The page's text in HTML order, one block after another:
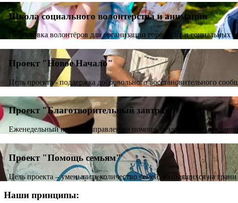
Школа социального волонтерства и анимации
Подготовка волонтёров для организации городских и
Проект "Новое Начало"
Цель проекта - поддержка добровольного восстановительного
Проект "Благотворительный завтрак"
Еженедельный проект направлен на помощь бездомным и
Проект "Помощь семьям"
Цель проекта – уменьшить количество семей, находящихся на
Наши принципы: